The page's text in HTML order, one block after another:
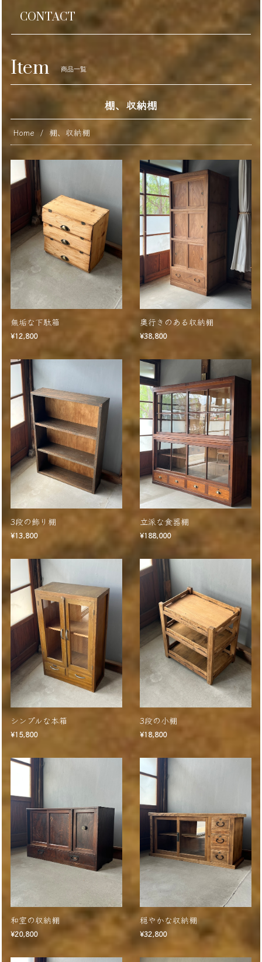
CONTACT
Item 商品一覧
棚、収納棚
Home 棚、収納棚
無垢な下駄箱
¥12,800
奥行きのある収納棚
¥38,800
3段の飾り棚
¥13,800
立派な食器棚
¥188,000
シンプルな本箱
¥15,800
3段の小棚
¥18,800
和室の収納棚
¥20,800
穏やかな収納棚
¥32,800